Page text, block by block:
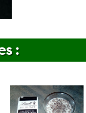
: